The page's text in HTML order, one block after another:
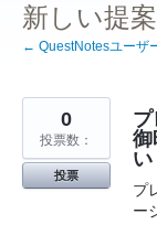
新しい提案
← QuestNotesユーザ
御
い
プ
ー
0
投票数：
投票